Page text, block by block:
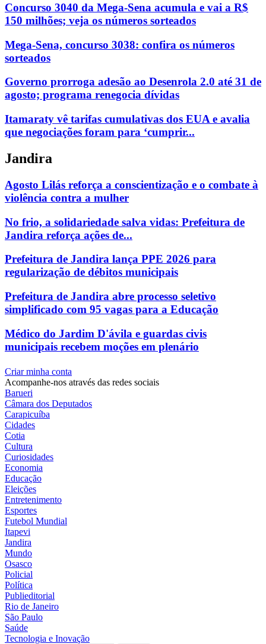
Concurso 3040 da Mega-Sena acumula e vai a R$
150 milhões; veja os números sorteados
Mega-Sena, concurso 3038: confira os números
sorteados
Governo prorroga adesão ao Desenrola 2.0 até 31 de
agosto; programa renegocia dívidas
Itamaraty vê tarifas cumulativas dos EUA e avalia
que negociações foram para ‘cumprir...
Jandira
Agosto Lilás reforça a conscientização e o combate à
violência contra a mulher
No frio, a solidariedade salva vidas: Prefeitura de
Jandira reforça ações de...
Prefeitura de Jandira lança PPE 2026 para
regularização de débitos municipais
Prefeitura de Jandira abre processo seletivo
simplificado com 95 vagas para a Educação
Médico do Jardim D'ávila e guardas civis
municipais recebem moções em plenário
Criar minha conta
Acompanhe-nos através das redes sociais
Barueri
Câmara dos Deputados
Carapicuíba
Cidades
Cotia
Cultura
Curiosidades
Economia
Educação
Eleições
Entretenimento
Esportes
Futebol Mundial
Itapevi
Jandira
Mundo
Osasco
Policial
Política
Publieditorial
Rio de Janeiro
São Paulo
Saúde
Tecnologia e Inovação